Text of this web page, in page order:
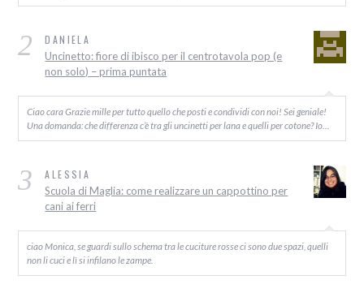
2 DANIELA
Uncinetto: fiore di ibisco per il centrotavola pop (e
non solo) – prima puntata
Ciao cara Grazie mille per tutto quello che posti e condividi con noi! Sei geniale!
Una domanda: che differenza c’è tra gli uncinetti per lana e quelli per cotone? Io…
3 ALESSIA
Scuola di Maglia: come realizzare un cappottino per
cani ai ferri
ciao Monica, se guardi sullo schema tra le cuciture rosse ci sono due spazi, quelli
non li cuci e lì si infilano le zampe.